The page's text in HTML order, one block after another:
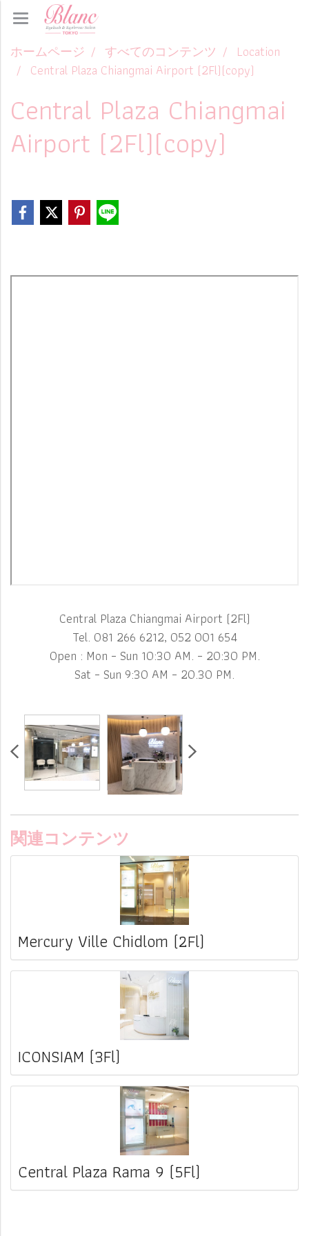
ホームページ すべてのコンテンツ
Location
Central Plaza Chiangmai Airport (2Fl)(copy)
Central Plaza Chiangmai
Airport (2Fl)(copy)
Central Plaza Chiangmai Airport (2Fl)
Tel. 081 266 6212, 052 001 654
Open : Mon – Sun 10:30 AM. – 20:30 PM.
Sat – Sun 9:30 AM – 20.30 PM.
関連コンテンツ
Mercury Ville Chidlom (2Fl)
ICONSIAM (3Fl)
Central Plaza Rama 9 (5Fl)